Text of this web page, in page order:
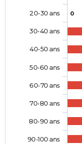
0
20-30 ans
30-40 ans
40-50 ans
50-60 ans
60-70 ans
70-80 ans
80-90 ans
90-100 ans